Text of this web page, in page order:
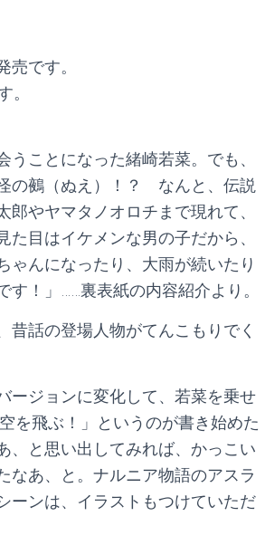
売です。
。
うことになった緒崎若菜。でも、
の鵺（ぬえ）！？ なんと、伝説
やヤマタノオロチまで現れて、
目はイケメンな男の子だから、
ゃんになったり、大雨が続いたり
！」……裏表紙の内容紹介より。
昔話の登場人物がてんこもりでく
ージョンに変化して、若菜を乗せ
を飛ぶ！」というのが書き始めた
、と思い出してみれば、かっこい
なあ、と。ナルニア物語のアスラ
ーンは、イラストもつけていただ